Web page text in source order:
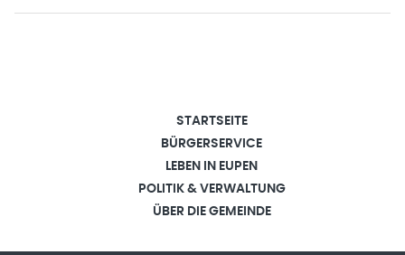
STARTSEITE
BÜRGERSERVICE
LEBEN IN EUPEN
POLITIK & VERWALTUNG
ÜBER DIE GEMEINDE